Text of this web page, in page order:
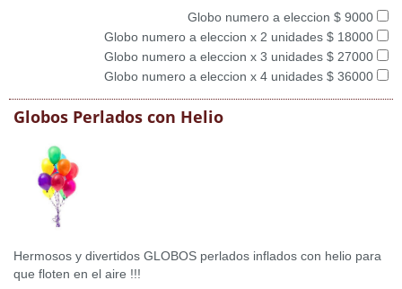
Globo numero a eleccion $ 9000
Globo numero a eleccion x 2 unidades $ 18000
Globo numero a eleccion x 3 unidades $ 27000
Globo numero a eleccion x 4 unidades $ 36000
Globos Perlados con Helio
Hermosos y divertidos GLOBOS perlados inflados con helio para
que floten en el aire !!!